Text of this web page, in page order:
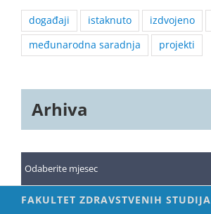
događaji istaknuto izdvojeno
međunarodna saradnja
projekti
Arhiva
Arhiva
FAKULTET ZDRAVSTVENIH STUDIJA